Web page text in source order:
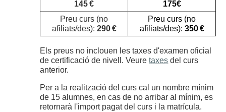
145 €
175€
Preu curs (no
afiliats/des): 290 €
Preu curs (no
afiliats/des): 350 €
Els preus no inclouen les taxes d'examen oficial
de certificació de nivell. Veuretaxes del curs
anterior.
Per a la realització del curs cal un nombre mínim
de 15 alumnes, en cas de no arribar al mínim, es
retornarà l'import pagat del curs i la matrícula.